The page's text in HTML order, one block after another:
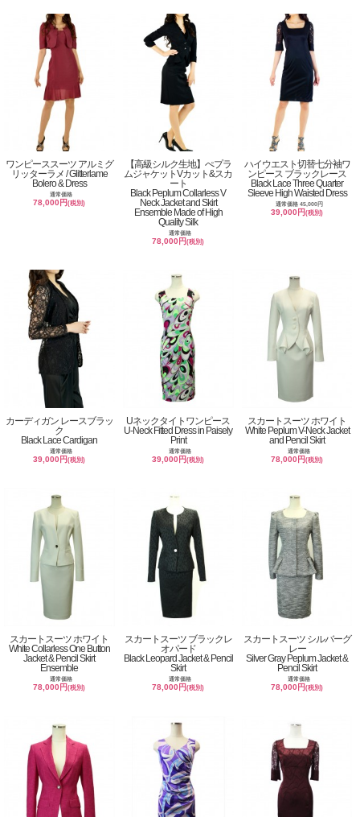
ワンピーススーツ アルミグ
リッターラメ / Glitterlame
Bolero & Dress
通常価格
78,000円(税別)
【高級シルク生地】ぺプラ
ムジャケットVカット&スカ
ート
Black Peplum Collarless V
Neck Jacket and Skirt
Ensemble Made of High
Quality Silk
通常価格
78,000円(税別)
ハイウエスト切替七分袖ワ
ンピース ブラックレース
Black Lace Three Quarter
Sleeve High Waisted Dress
通常価格 45,000円
39,000円(税別)
カーディガン レースブラッ
ク
Black Lace Cardigan
通常価格
39,000円(税別)
Uネックタイトワンピース
U-Neck Fitted Dress in Paisely
Print
通常価格
39,000円(税別)
スカートスーツ ホワイト
White Peplum V-Neck Jacket
and Pencil Skirt
通常価格
78,000円(税別)
スカートスーツ ホワイト
White Collarless One Button
Jacket & Pencil Skirt
Ensemble
通常価格
78,000円(税別)
スカートスーツ ブラックレ
オパード
Black Leopard Jacket & Pencil
Skirt
通常価格
78,000円(税別)
スカートスーツ シルバーグ
レー
Silver Gray Peplum Jacket &
Pencil Skirt
通常価格
78,000円(税別)